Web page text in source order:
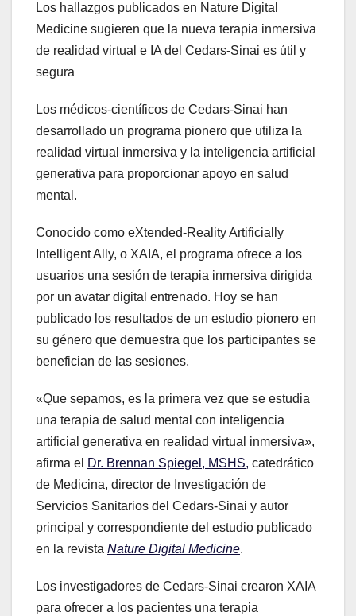
Los hallazgos publicados en Nature Digital
Medicine sugieren que la nueva terapia inmersiva
de realidad virtual e IA del Cedars-Sinai es útil y
segura
Los médicos-científicos de Cedars-Sinai han
desarrollado un programa pionero que utiliza la
realidad virtual inmersiva y la inteligencia artificial
generativa para proporcionar apoyo en salud
mental.
Conocido como eXtended-Reality Artificially
Intelligent Ally, o XAIA, el programa ofrece a los
usuarios una sesión de terapia inmersiva dirigida
por un avatar digital entrenado. Hoy se han
publicado los resultados de un estudio pionero en
su género que demuestra que los participantes se
benefician de las sesiones.
«Que sepamos, es la primera vez que se estudia
una terapia de salud mental con inteligencia
artificial generativa en realidad virtual inmersiva»,
afirma el Dr. Brennan Spiegel, MSHS, catedrático
de Medicina, director de Investigación de
Servicios Sanitarios del Cedars-Sinai y autor
principal y correspondiente del estudio publicado
en la revista Nature Digital Medicine.
Los investigadores de Cedars-Sinai crearon XAIA
para ofrecer a los pacientes una terapia